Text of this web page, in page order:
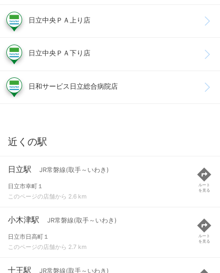
日立中央ＰＡ上り店
日立中央ＰＡ下り店
日和サービス日立総合病院店
近くの駅
日立駅 JR常磐線(取手～いわき)
日立市幸町１
このページの店舗から 2.6 km
ルート
を見る
小木津駅 JR常磐線(取手～いわき)
日立市日高町１
このページの店舗から 2.7 km
ルート
を見る
十王駅 JR常磐線(取手～いわき)